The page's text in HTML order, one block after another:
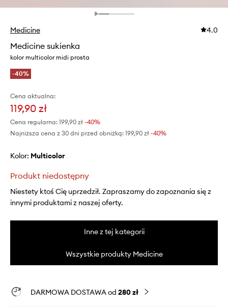
Medicine 4.0
Medicine sukienka
kolor multicolor midi prosta
-40%
Cena aktualna:
119,90 zł
Cena regularna: 199,90 zł -40%
Najniższa cena z 30 dni przed obniżką: 199,90 zł -40%
Kolor: multicolor
Produkt niedostępny
Niestety ktoś Cię uprzedził. Zapraszamy do zapoznania się z
innymi produktami z naszej oferty.
Inne z tej kategorii
Wszystkie produkty Medicine
DARMOWA DOSTAWA od 280 zł